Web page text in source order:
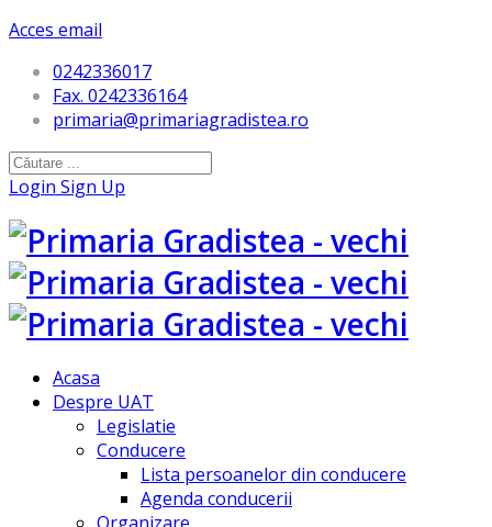
Acces email
0242336017
Fax. 0242336164
primaria@primariagradistea.ro
Login Sign Up
Acasa
Despre UAT
Legislatie
Conducere
Lista persoanelor din conducere
Agenda conducerii
Organizare